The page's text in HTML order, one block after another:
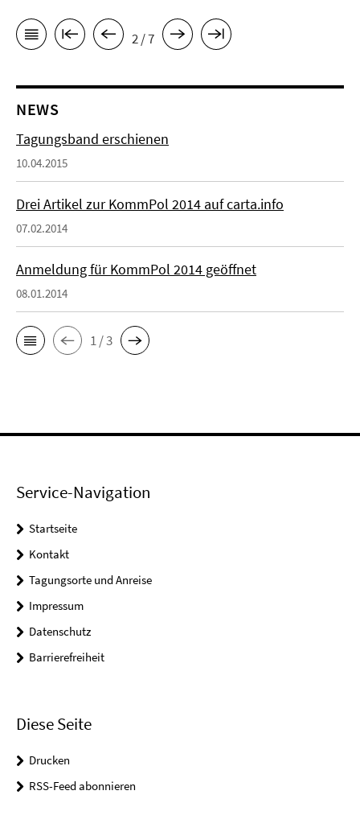
2 / 7
NEWS
Tagungsband erschienen
10.04.2015
Drei Artikel zur KommPol 2014 auf carta.info
07.02.2014
Anmeldung für KommPol 2014 geöffnet
08.01.2014
1 / 3
Service-Navigation
Startseite
Kontakt
Tagungsorte und Anreise
Impressum
Datenschutz
Barrierefreiheit
Diese Seite
Drucken
RSS-Feed abonnieren